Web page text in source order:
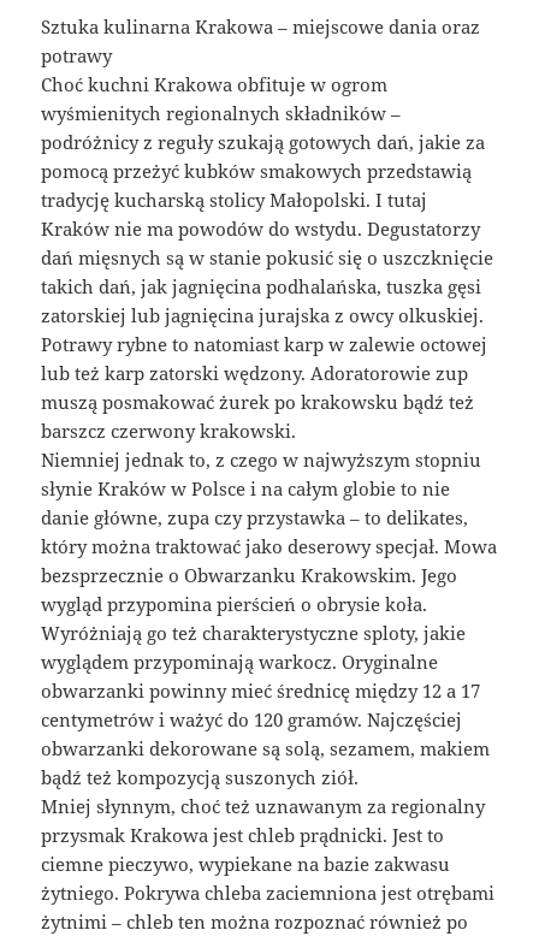
Sztuka kulinarna Krakowa – miejscowe dania oraz
potrawy
Choć kuchni Krakowa obfituje w ogrom
wyśmienitych regionalnych składników –
podróżnicy z reguły szukają gotowych dań, jakie za
pomocą przeżyć kubków smakowych przedstawią
tradycję kucharską stolicy Małopolski. I tutaj
Kraków nie ma powodów do wstydu. Degustatorzy
dań mięsnych są w stanie pokusić się o uszczknięcie
takich dań, jak jagnięcina podhalańska, tuszka gęsi
zatorskiej lub jagnięcina jurajska z owcy olkuskiej.
Potrawy rybne to natomiast karp w zalewie octowej
lub też karp zatorski wędzony. Adoratorowie zup
muszą posmakować żurek po krakowsku bądź też
barszcz czerwony krakowski.
Niemniej jednak to, z czego w najwyższym stopniu
słynie Kraków w Polsce i na całym globie to nie
danie główne, zupa czy przystawka – to delikates,
który można traktować jako deserowy specjał. Mowa
bezsprzecznie o Obwarzanku Krakowskim. Jego
wygląd przypomina pierścień o obrysie koła.
Wyróżniają go też charakterystyczne sploty, jakie
wyglądem przypominają warkocz. Oryginalne
obwarzanki powinny mieć średnicę między 12 a 17
centymetrów i ważyć do 120 gramów. Najczęściej
obwarzanki dekorowane są solą, sezamem, makiem
bądź też kompozycją suszonych ziół.
Mniej słynnym, choć też uznawanym za regionalny
przysmak Krakowa jest chleb prądnicki. Jest to
ciemne pieczywo, wypiekane na bazie zakwasu
żytniego. Pokrywa chleba zaciemniona jest otrębami
żytnimi – chleb ten można rozpoznać również po